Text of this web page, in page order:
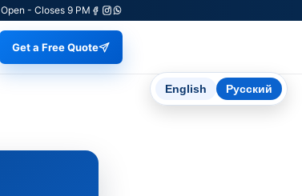
Open - Closes 9 PM
Get a Free Quote
English Русский